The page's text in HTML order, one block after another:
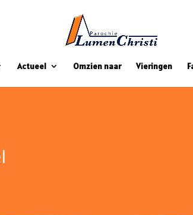
Actueel Omzien naar Vieringen